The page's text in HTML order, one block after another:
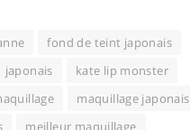
fond de teint japonais
japonais
kate lip monster
maquillage japonais
meilleur maquillage